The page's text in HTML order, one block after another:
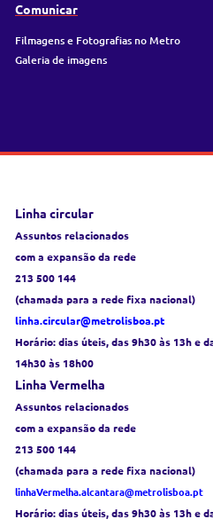
Comunicar
Filmagens e Fotografias no Metro
Galeria de imagens
Linha circular
Assuntos relacionados
com a expansão da rede
213 500 144
(chamada para a rede fixa nacional)
linha.circular@metrolisboa.pt
Horário:dias úteis, das 9h30 às 13h e
14h30 às 18h00
Linha Vermelha
Assuntos relacionados
com a expansão da rede
213 500 144
(chamada para a rede fixa nacional)
linhaVermelha.alcantara@metrolisboa.pt
Horário:dias úteis, das 9h30 às 13h e